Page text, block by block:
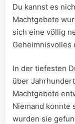
Du kannst‌ es⁢
Machtgebete
sich ⁣eine völlig
Geheimnisvolles
In der tiefesten
über
Machtgebete‍
Niemand konnte
wurden​ sie